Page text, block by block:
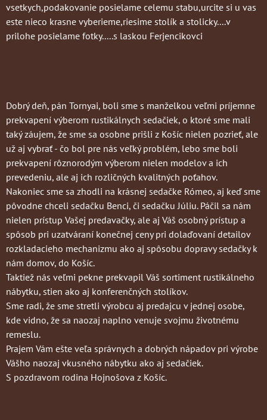
vsetkych,podakovanie posielame celemu stabu,urcite si u vas
este nieco krasne vyberieme,riesime stolík a stolicky....v
prilohe posielame fotky.....s laskou Ferjencikovci
Dobrý deň, pán Tornyai, boli sme s manželkou veľmi príjemne
prekvapení výberom rustikálnych sedačiek, o ktoré sme mali
taký záujem, že sme sa osobne prišli z Košíc nielen pozrieť, ale
už aj vybrať - čo bol pre nás veľký problém, lebo sme boli
prekvapení rôznorodým výberom nielen modelov a ich
prevedeniu, ale aj ich rozličných kvalitných poťahov.
Nakoniec sme sa zhodli na krásnej sedačke Rómeo, aj keď sme
pôvodne chceli sedačku Benci, či sedačku Júliu. Páčil sa nám
nielen prístup Vašej predavačky, ale aj Váš osobný prístup a
spôsob pri uzatváraní konečnej ceny pri dolaďovaní detailov
rozkladacieho mechanizmu ako aj spôsobu dopravy sedačky k
nám domov, do Košíc.
Taktiež nás veľmi pekne prekvapil Váš sortiment rustikálneho
nábytku, stien ako aj konferenčných stolíkov.
Sme radi, že sme stretli výrobcu aj predajcu v jednej osobe,
kde vidno, že sa naozaj naplno venuje svojmu životnému
remeslu.
Prajem Vám ešte veľa správnych a dobrých nápadov pri výrobe
Vášho naozaj vkusného nábytku ako aj sedačiek.
S pozdravom rodina Hojnošova z Košíc.